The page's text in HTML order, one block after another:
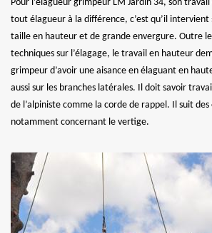
Pour l’élagueur grimpeur LM Jardin 34, son
tout élagueur à la différence, c’est qu’il intervient
taille en hauteur et de grande envergure. Outre
techniques sur l’élagage, le travail en hauteur
grimpeur d’avoir une aisance en élaguant en
aussi sur les branches latérales. Il doit savoir
de l’alpiniste comme la corde de rappel. Il suit
notamment concernant le vertige.